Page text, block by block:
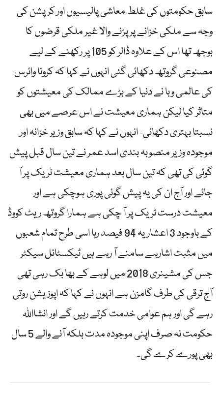
سابق حکومتوں کی غلط معاشی پالیسیوں اور کرپشن کی
وجہ سے ملکی خزانے پر پڑنے والا غیر ملکی قرضوں کا
بوجھ تھا اس کے علاوہ ڈالر کو 105 پر رکھنے کے لیے
مصنوعی گروتھ دکھائی گئی انہوں نے کہا کہ کرونا وائرس
کی عالمی وبا نے دنیا کے بڑے ممالک کی معیشتوں کو
متاثر کیا لیکن ہماری معیشت نے اس عرصے میں بھی
نسبتا بہتری دکھائی- انہوں نے کہا کہ سابق وزیر خزانہ اور
موجودہ وزیر منصوبہ بندی اسد عمر نے تین سال قبل پیش
گوئی کی تھی کہ تین سال بعد ہماری معیشت ٹریک پر آ
جائے اور آج ان کی یہ پیش گوئی پوری ہوچکی ہے اور
معیشت درست ٹریک پر آ چکی ہے ہمارا گروتھ ریٹ کووڈ
کے باوجود 3 اعشاریہ 94 فیصد رہا اسی طرح تمام شعبوں
میں مثبت اشارہے سامنے آ رہے ہیں ٹیکسٹائل سیکٹر
جس کی مشینری 2018 میں لوہے کے بھا بک رہی تھی
آج ترقی کی طرف گامزن ہے انہوں نے کہا کہ اپوزیشن روتی
رہے گی اور ہم عوامی خدمت کرتے رہیں گے اور انشااللہ
حکومت نہ صرف اپنی موجودہ مدت بلکہ آنے والے 5 سال
بھی پورے کرے گی۔